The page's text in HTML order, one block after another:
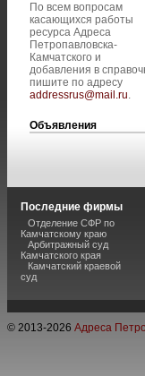
По всем вопросам
касающихся работы
ресурса Адреса
Петропавловска-
Камчатского и
добавления в
пишите по адресу
addressrus@mail.ru.
Объявления
Последние фирмы
Отделение СФР по
Камчатскому краю
Арбитражный суд
Камчатского края
Камчатский краевой
суд
© 2013-2026 Адреса